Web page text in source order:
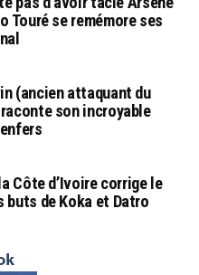
Touré se remémore ses
(ancien attaquant du
son incroyable
Côte d’Ivoire corrige le
buts de Koka et Datro